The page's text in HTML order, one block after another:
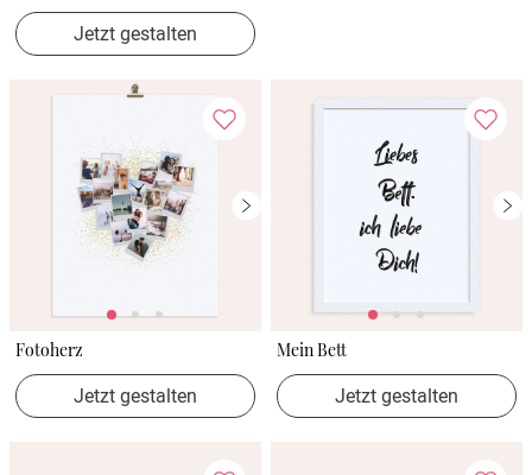
Jetzt gestalten
Fotoherz
Jetzt gestalten
Mein Bett
Jetzt gestalten